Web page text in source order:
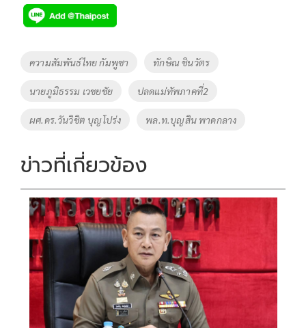
e
b
o
o
k
tt
er
p
y
Li
n
k
Tags
ความสัมพันธ์ไทย กัมพูชา ทักษิณ ชินวัตร
นายภูมิธรรม เวชยชัย ปลดแม่ทัพภาคที่2
ผศ.ดร.วันวิชิต บุญโปร่ง พล.ท.บุญสิน พาดกลาง
ข่าวที่เกี่ยวข้อง